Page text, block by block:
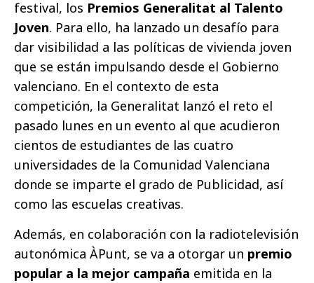
festival, los Premios Generalitat al Talento
Joven. Para ello, ha lanzado un desafío para
dar visibilidad a las políticas de vivienda joven
que se están impulsando desde el Gobierno
valenciano. En el contexto de esta
competición, la Generalitat lanzó el reto el
pasado lunes en un evento al que acudieron
cientos de estudiantes de las cuatro
universidades de la Comunidad Valenciana
donde se imparte el grado de Publicidad, así
como las escuelas creativas.
Además, en colaboración con la radiotelevisión
autonómica ÀPunt, se va a otorgar un premio
popular a la mejor campaña emitida en la